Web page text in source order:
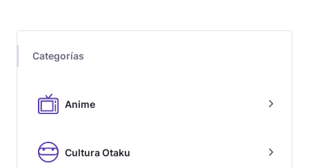
Categorías
Anime
Cultura Otaku